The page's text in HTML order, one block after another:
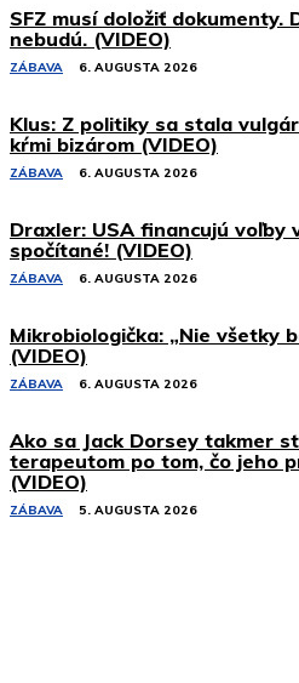
SFZ musí doložiť dokumenty.
nebudú. (VIDEO)
ZÁBAVA 6. AUGUSTA 2026
Klus: Z politiky sa stala
kŕmi bizárom (VIDEO)
ZÁBAVA 6. AUGUSTA 2026
Draxler: USA financujú voľby
spočítané! (VIDEO)
ZÁBAVA 6. AUGUSTA 2026
Mikrobiologička: „Nie všetky
(VIDEO)
ZÁBAVA 6. AUGUSTA 2026
Ako sa Jack Dorsey takmer
terapeutom po tom, čo jeho
(VIDEO)
ZÁBAVA 5. AUGUSTA 2026